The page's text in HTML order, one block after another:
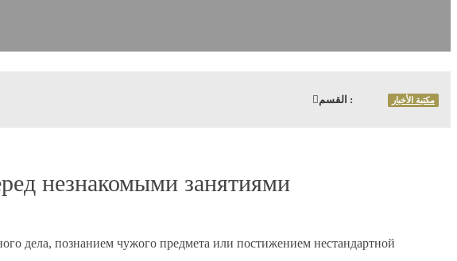
القسم : مكتبة الأخبار
незнакомыми занятиями
дела, познанием чужого предмета или постижением нестандартной